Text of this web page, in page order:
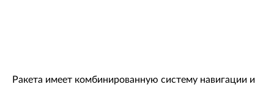
Ракета имеет комбинированную систему навигации и